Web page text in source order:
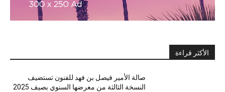
الأكثر قراءة
صالة الأمير فيصل بن فهد للفنون تستضيف
النسخة الثالثة من معرضها السنوي بصيف 2025